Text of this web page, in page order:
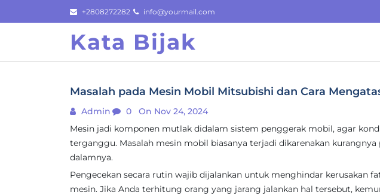
to
+2808272282 info@yourmail.com
Kata Bijak
Masalah pada Mesin Mobil Mitsubishi dan Cara
Admin 0
On Nov 24, 2024
Mesin jadi komponen mutlak didalam sistem penggerak mobil, agar
terganggu. Masalah mesin mobil biasanya terjadi dikarenakan
dalamnya.
Pengecekan secara rutin wajib dijalankan untuk menghindar kerusakan
mesin. Jika Anda terhitung orang yang jarang jalankan hal tersebut,